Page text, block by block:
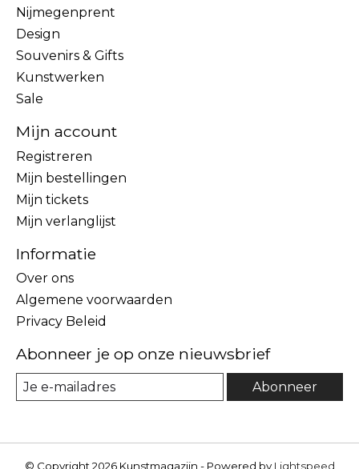
Nijmegenprent
Design
Souvenirs & Gifts
Kunstwerken
Sale
Mijn account
Registreren
Mijn bestellingen
Mijn tickets
Mijn verlanglijst
Informatie
Over ons
Algemene voorwaarden
Privacy Beleid
Abonneer je op onze nieuwsbrief
Abonneer
© Copyright 2026 Kunstmagazijn - Powered by Lightspeed